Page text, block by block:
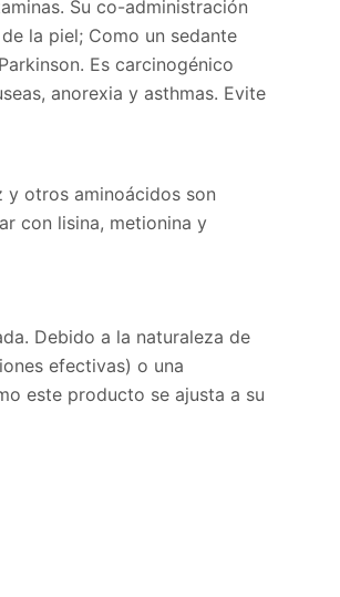
Su co-administración
la piel; Como un sedante
Es carcinogénico
anorexia y asthmas. Evite
y otros aminoácidos son
con lisina, metionina y
Debido a la naturaleza de
efectivas) o una
este producto se ajusta a su